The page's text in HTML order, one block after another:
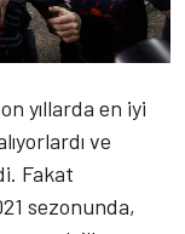
yıllarda en iyi
ve
Fakat
sezonunda,